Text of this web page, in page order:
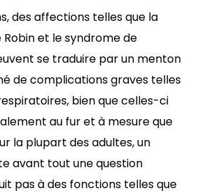
des affections telles que la
et le syndrome de
se traduire par un menton
de complications graves telles
bien que celles-ci
au fur et à mesure que
la plupart des adultes, un
avant tout une question
pas à des fonctions telles que